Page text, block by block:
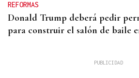
REFORMAS
Donald Trump deberá pedir
para construir el salón de baile